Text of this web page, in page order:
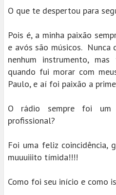
O que te despertou para
Pois é, a minha paixão
e avós são músicos. Nunca
nenhum instrumento,
quando fui morar com
Paulo, e aí foi paixão a
O rádio sempre foi um
profissional?
Foi uma feliz coincidência,
muuuiiito tímida!!!!
Como foi seu início e como